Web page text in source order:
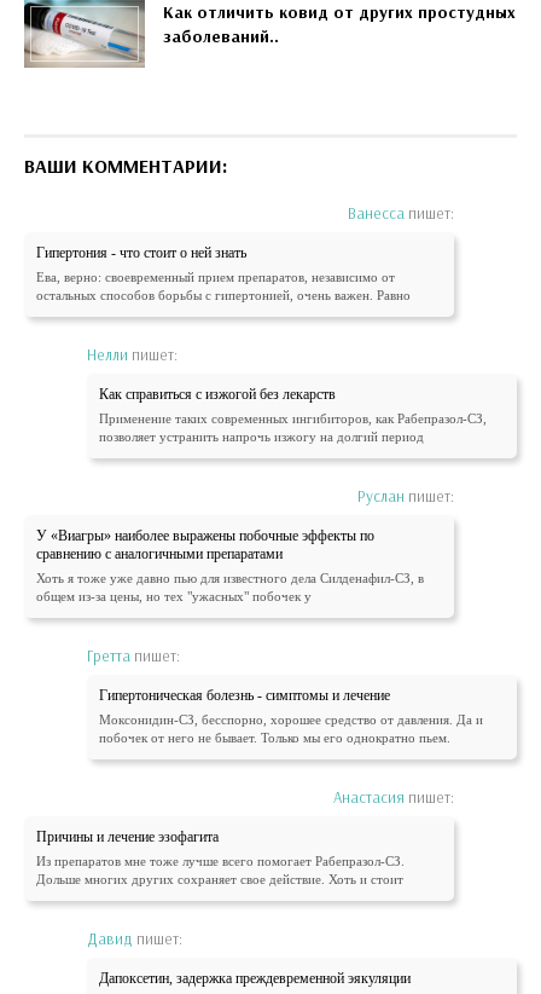
Как отличить ковид от других простудных
заболеваний..
ВАШИ КОММЕНТАРИИ:
Ванесса пишет:
Гипертония - что стоит о ней знать
Ева, верно: своевременный прием препаратов, независимо от
остальных способов борьбы с гипертонией, очень важен. Равно
Нелли пишет:
Как справиться с изжогой без лекарств
Применение таких современных ингибиторов, как Рабепразол-СЗ,
позволяет устранить напрочь изжогу на долгий период
Руслан пишет:
У «Виагры» наиболее выражены побочные эффекты по
сравнению с аналогичными препаратами
Хоть я тоже уже давно пью для известного дела Силденафил-СЗ, в
общем из-за цены, но тех "ужасных" побочек у
Гретта пишет:
Гипертоническая болезнь - симптомы и лечение
Моксонидин-СЗ, бесспорно, хорошее средство от давления. Да и
побочек от него не бывает. Только мы его однократно пьем.
Анастасия пишет:
Причины и лечение эзофагита
Из препаратов мне тоже лучше всего помогает Рабепразол-СЗ.
Дольше многих других сохраняет свое действие. Хоть и стоит
Давид пишет:
Дапоксетин, задержка преждевременной эякуляции